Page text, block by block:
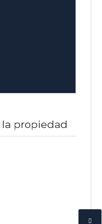
la propiedad